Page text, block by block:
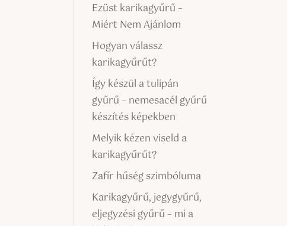
Ezüst karikagyűrű –
Miért Nem Ajánlom
Hogyan válassz
karikagyűrűt?
Így készül a tulipán
gyűrű – nemesacél gyűrű
készítés képekben
Melyik kézen viseld a
karikagyűrűt?
Zafír hűség szimbóluma
Karikagyűrű, jegygyűrű,
eljegyzési gyűrű – mi a